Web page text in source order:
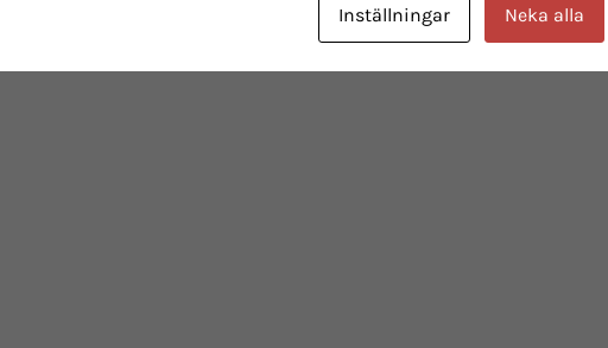
Inställningar Neka alla